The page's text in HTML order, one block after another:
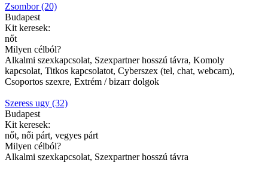
Zsombor (20)
Budapest
Kit keresek:
nőt
Milyen célból?
Alkalmi szexkapcsolat, Szexpartner hosszú távra, Komoly
kapcsolat, Titkos kapcsolatot, Cyberszex (tel, chat, webcam),
Csoportos szexre, Extrém / bizarr dolgok
Szeress ugy (32)
Budapest
Kit keresek:
nőt, női párt, vegyes párt
Milyen célból?
Alkalmi szexkapcsolat, Szexpartner hosszú távra